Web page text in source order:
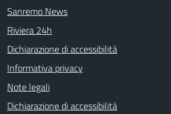
Sanremo News
Riviera 24h
Dichiarazione di accessibilità
Informativa privacy
Note legali
Dichiarazione di accessibilità